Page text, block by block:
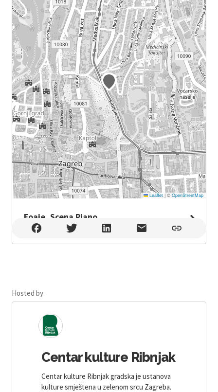
Leaflet |© OpenStreetMap
Foaje, Scena Piano
Foaje, Scena Piano , Zagreb
Hosted by
Centar kulture Ribnjak
Centar kulture Ribnjak gradska je ustanova
kulture smještena u zelenom srcu Zagreba.